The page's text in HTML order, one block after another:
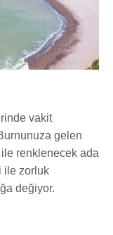
vakit
gelen
renklenecek ada
ile zorluk
değiyor.